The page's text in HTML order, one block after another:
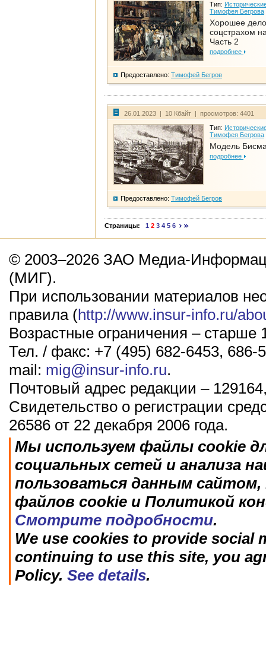
Тип:
Тимофея Бегрова
Хорошее дело
соцстрахом
Часть 2
подробнее
Предоставлено: Тимофей Бегров
26.01.2023 | 10 Кбайт | просмотров: 4401
Тип:
Тимофея Бегрова
Модель
подробнее
Предоставлено: Тимофей Бегров
Страницы: 1 2 3 4 5 6
© 2003–2026 ЗАО Медиа-
(МИГ).
При использовании материалов
правила (http://www.insur-info.ru/
Возрастные ограничения – старше
Тел. / факс: +7 (495) 682-6453, 686-
mail: mig@insur-info.ru.
Почтовый адрес редакции –
Свидетельство о регистрации
26586 от 22 декабря 2006 года.
Мы используем файлы cookie
социальных сетей и анализа
пользоваться данным
файлов cookie и Политикой
Смотрите подробности.
We use cookies to provide social
continuing to use this site, you
Policy. See details.